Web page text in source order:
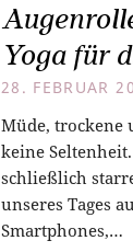
Yoga für
28. FEBRUAR
Müde, trockene
keine
schließlich
unseres Tages
Smartphones,…